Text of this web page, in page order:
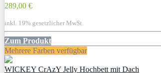
289,00 €
inkl. 19% gesetzlicher MwSt.
Zum Produkt
Mehrere Farben verfügbar
WICKEY CrAzY Jelly Hochbett mit Dach